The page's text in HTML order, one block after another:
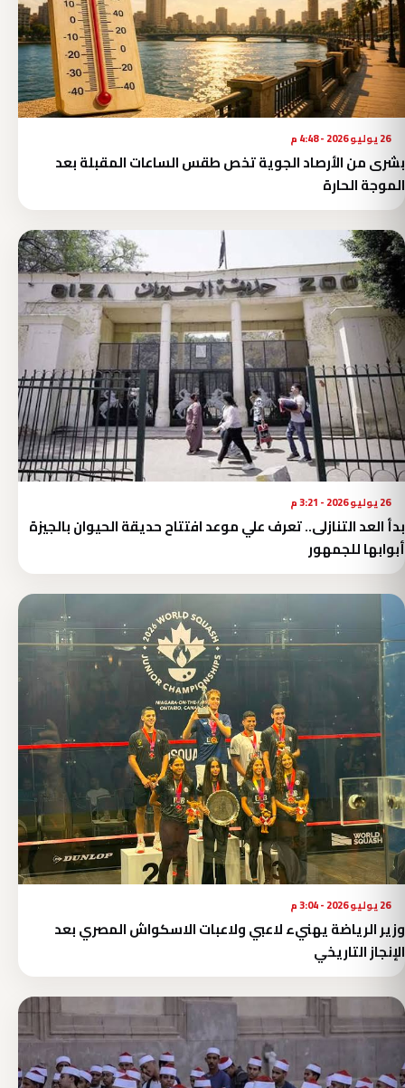
26 يوليو 2026 - 4:48 م
بشرى من الأرصاد الجوية تخص طقس الساعات المقبلة بعد
الموجة الحارة
26 يوليو 2026 - 3:21 م
بدأ العد التنازلى.. تعرف علي موعد افتتاح حديقة الحيوان بالجيزة
أبوابها للجمهور
26 يوليو 2026 - 3:04 م
وزير الرياضة يهنيء لاعبي ولاعبات الاسكواش المصري بعد
الإنجاز التاريخي